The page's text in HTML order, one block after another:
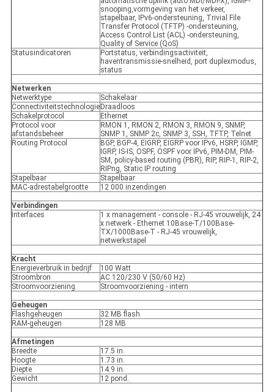
snooping,vormgeving van het verkeer,
stapelbaar, IPv6-ondersteuning, Trivial File
Transfer Protocol (TFTP) -ondersteuning,
Access Control List (ACL) -ondersteuning,
Quality of Service (QoS)
Statusindicatoren
Portstatus, verbindingsactiviteit,
haventransmissie-snelheid, port duplexmodus,
status
Netwerken
Netwerktype
Schakelaar
Connectiviteitstechnologie Draadloos
Schakelprotocol
Ethernet
Protocol voor
afstandsbeheer
RMON 1, RMON 2, RMON 3, RMON 9, SNMP,
SNMP 1, SNMP 2c, SNMP 3, SSH, TFTP, Telnet
Routing Protocol
BGP, BGP-4, EIGRP, EIGRP voor IPv6, HSRP, IGMP,
IGRP, IS-IS, OSPF, OSPF voor IPv6, PIM-DM, PIM-
SM, policy-based routing (PBR), RIP, RIP-1, RIP-2,
RIPng, Static IP routing
Stapelbaar
Stapelbaar
MAC-adrestabelgrootte
12 000 inzendingen
Verbindingen
Interfaces
1 x management - console - RJ-45 vrouwelijk, 24
x netwerk - Ethernet 10Base-T/100Base-
TX/1000Base-T - RJ-45 vrouwelijk,
netwerkstapel
Kracht
Energieverbruik in bedrijf
100 Watt
Stroombron
AC 120/230 V (50/60 Hz)
Stroomvoorziening
Stroomvoorziening - intern
Geheugen
Flashgeheugen
32 MB flash
RAM-geheugen
128 MB
Afmetingen
Breedte
17.5 in.
Hoogte
1.73 in.
Diepte
14.9 in.
Gewicht
12 pond.